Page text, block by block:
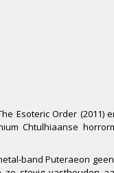
Esoteric Order (2011)
Chtulhiaanse
band Puteraeon